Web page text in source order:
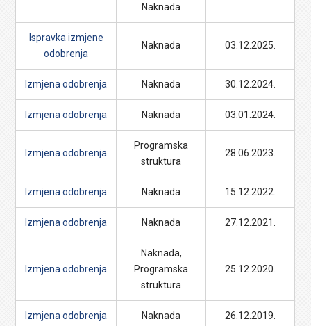
Naknada
Ispravka izmjene
odobrenja
Naknada 03.12.2025.
Izmjena odobrenja Naknada 30.12.2024.
Izmjena odobrenja Naknada 03.01.2024.
Izmjena odobrenja
Programska
struktura
28.06.2023.
Izmjena odobrenja Naknada 15.12.2022.
Izmjena odobrenja Naknada 27.12.2021.
Izmjena odobrenja
Naknada,
Programska
struktura
25.12.2020.
Izmjena odobrenja Naknada 26.12.2019.